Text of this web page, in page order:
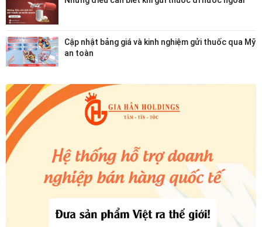
Cập nhật bảng giá và kinh nghiệm gửi thuốc qua Mỹ
an toàn